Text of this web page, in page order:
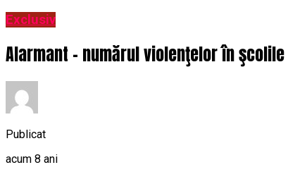
Exclusiv
Alarmant – numărul violenţelor în
Publicat
acum 8 ani